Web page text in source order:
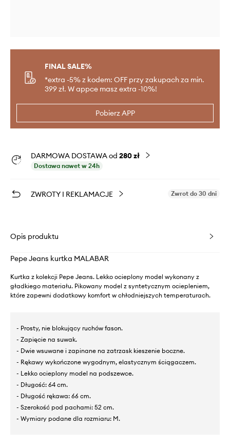
FINAL SALE%
*extra -5% z kodem: OFF przy zakupach za min.
399 zł. W appce masz extra -10%!
Pobierz APP
DARMOWA DOSTAWA od 280 zł
Dostawa nawet w 24h
ZWROTY I REKLAMACJE Zwrot do 30 dni
Opis produktu
Pepe Jeans kurtka MALABAR
Kurtka z kolekcji Pepe Jeans. Lekko ocieplony model wykonany z
gładkiego materiału. Pikowany model z syntetycznym ociepleniem,
które zapewni dodatkowy komfort w chłodniejszych temperaturach.
- Prosty, nie blokujący ruchów fason.
- Zapięcie na suwak.
- Dwie wsuwane i zapinane na zatrzask kieszenie boczne.
- Rękawy wykończone wygodnym, elastycznym ściągaczem.
- Lekko ocieplony model na podszewce.
- Długość: 64 cm.
- Długość rękawa: 66 cm.
- Szerokość pod pachami: 52 cm.
- Wymiary podane dla rozmiaru: M.